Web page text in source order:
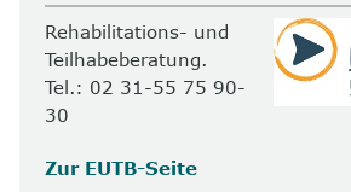
Rehabilitations- und
Teilhabeberatung.
Tel.: 02 31-55 75 90-
30
Zur EUTB-Seite